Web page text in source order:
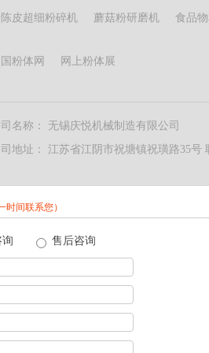
皮超细粉碎机 蘑菇粉研磨机 食品
粉体网 网上粉体展
名称： 无锡庆悦机械制造有限公司
地址： 江苏省江阴市祝塘镇祝璜路35号
时间联系您）
售后咨询